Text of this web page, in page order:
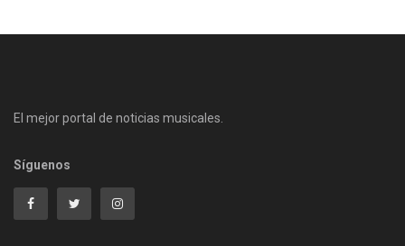
El mejor portal de noticias musicales.
Síguenos